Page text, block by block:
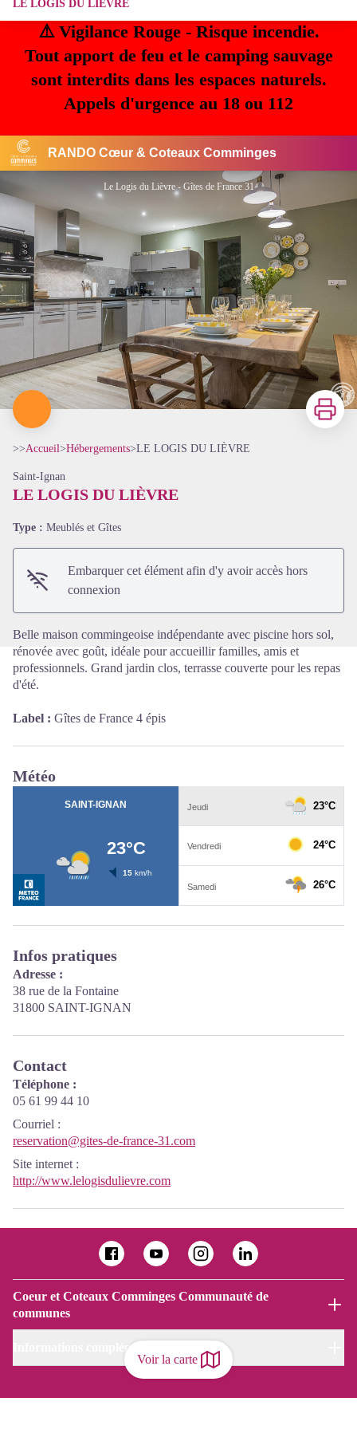
⚠️ Vigilance Rouge - Risque incendie.
Tout apport de feu et le camping sauvage
sont interdits dans les espaces naturels.
Appels d'urgence au 18 ou 112
RANDO Cœur & Coteaux Comminges
LE LOGIS DU LIÈVRE
Voir la carte
Le Logis du Lièvre - Gîtes de France 31
Imprimer
>>Accueil>Hébergements>LE LOGIS DU LIÈVRE
Saint-Ignan
LE LOGIS DU LIÈVRE
Type : Meublés et Gîtes
Embarquer cet élément afin d'y avoir accès hors
connexion
Belle maison commingeoise indépendante avec piscine hors sol,
rénovée avec goût, idéale pour accueillir familles, amis et
professionnels. Grand jardin clos, terrasse couverte pour les repas
d'été.
Label : Gîtes de France 4 épis
Météo
Infos pratiques
Adresse :
38 rue de la Fontaine
31800 SAINT-IGNAN
Contact
Téléphone :
05 61 99 44 10
Courriel :
reservation@gites-de-france-31.com
Site internet :
http://www.lelogisdulievre.com
Coeur et Coteaux Comminges Communauté de
communes
Informations complémentaires